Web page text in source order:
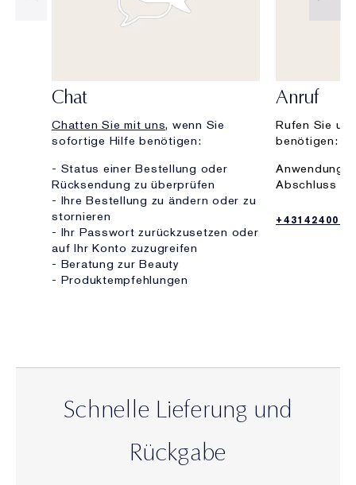
Chat
Chatten Sie mit uns, wenn Sie
sofortige Hilfe benötigen:
- Status einer Bestellung oder
Rücksendung zu überprüfen
- Ihre Bestellung zu ändern oder zu
stornieren
- Ihr Passwort zurückzusetzen oder
auf Ihr Konto zuzugreifen
- Beratung zur Beauty
- Produktempfehlungen
Anruf
Rufen Sie
benötigen:
Anwendung
Abschluss
+4314240083
Schnelle Lieferung und
Rückgabe